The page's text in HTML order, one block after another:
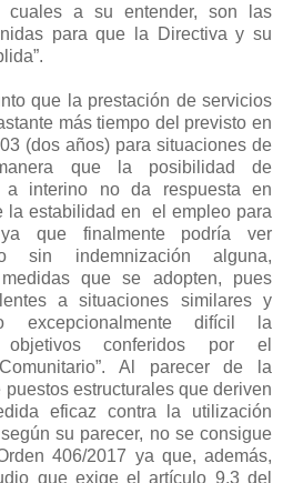
cuales a su entender, son las
para que la Directiva y su
que la prestación de servicios
más tiempo del previsto en
(dos años) para situaciones de
que la posibilidad de
a interino no da respuesta en
la estabilidad en
el empleo para
que finalmente podría ver
sin indemnización alguna,
que se adopten, pues
a situaciones similares y
excepcionalmente difícil la
conferidos por el
Al parecer de la
puestos estructurales que deriven
eficaz contra la utilización
su parecer, no se consigue
406/2017 ya que, además,
que exige el artículo 9.3 del